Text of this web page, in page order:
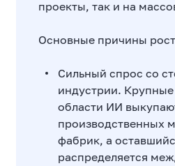
проекты, так и на
Основные причины
Сильный спрос со
индустрии.
области ИИ
производственных
фабрик, а
распределяется